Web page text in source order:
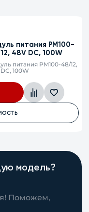
питания PM100-
48V DC, 100W
питания PM100-48/12,
100W
модель?
Поможем,